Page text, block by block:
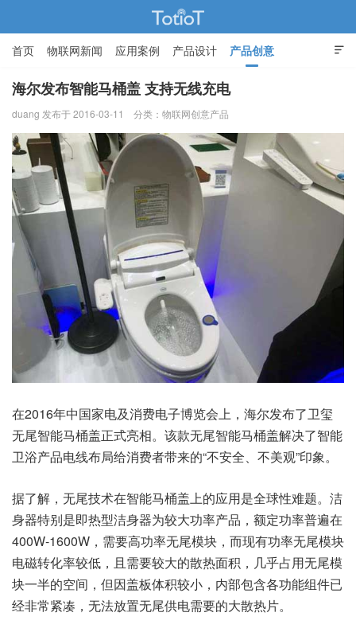
物联网的那些事 - Totiot

首页 物联网新闻 应用案例 产品设计 产品创意
智能家居
海尔发布智能马桶盖 支持无线充电
duang 发布于 2016-03-11 分类： 物联网创意产品
在2016年中国家电及消费电子博览会上，海尔发布了卫玺
无尾智能马桶盖正式亮相。该款无尾智能马桶盖解决了智能
卫浴产品电线布局给消费者带来的“不安全、不美观”印象。
据了解，无尾技术在智能马桶盖上的应用是全球性难题。洁
身器特别是即热型洁身器为较大功率产品，额定功率普遍在
400W-1600W，需要高功率无尾模块，而现有功率无尾模块
电磁转化率较低，且需要较大的散热面积，几乎占用无尾模
块一半的空间，但因盖板体积较小，内部包含各功能组件已
经非常紧凑，无法放置无尾供电需要的大散热片。